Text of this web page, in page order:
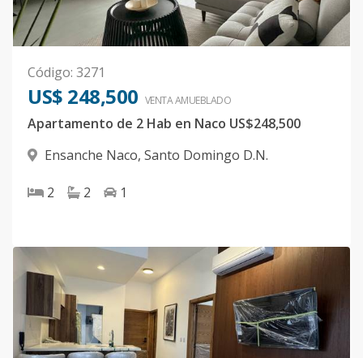
Código: 3271
US$ 248,500 VENTA AMUEBLADO
Apartamento de 2 Hab en Naco US$248,500
Ensanche Naco, Santo Domingo D.N.
2 2 1